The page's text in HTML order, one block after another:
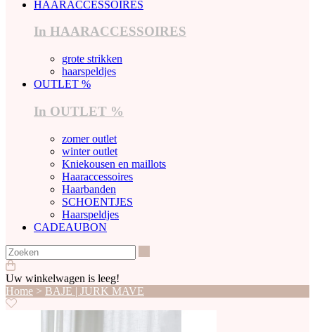
HAARACCESSOIRES
In HAARACCESSOIRES
grote strikken
haarspeldjes
OUTLET %
In OUTLET %
zomer outlet
winter outlet
Kniekousen en maillots
Haaraccessoires
Haarbanden
SCHOENTJES
Haarspeldjes
CADEAUBON
Uw winkelwagen is leeg!
Home > BAJE | JURK MAVE